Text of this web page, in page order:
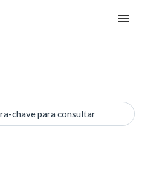
chave para consultar